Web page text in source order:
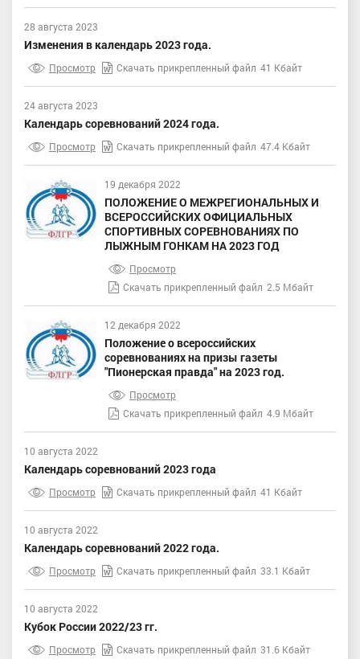
28 августа 2023
Изменения в календарь 2023 года.
Просмотр Скачать прикрепленный файл 41 Кбайт
24 августа 2023
Календарь соревнований 2024 года.
Просмотр Скачать прикрепленный файл 47.4 Кбайт
19 декабря 2022
ПОЛОЖЕНИЕ О МЕЖРЕГИОНАЛЬНЫХ И
ВСЕРОССИЙСКИХ ОФИЦИАЛЬНЫХ
СПОРТИВНЫХ СОРЕВНОВАНИЯХ ПО
ЛЫЖНЫМ ГОНКАМ НА 2023 ГОД
Просмотр
Скачать прикрепленный файл 2.5 Мбайт
12 декабря 2022
Положение о всероссийских
соревнованиях на призы газеты
"Пионерская правда" на 2023 год.
Просмотр
Скачать прикрепленный файл 4.9 Мбайт
10 августа 2022
Календарь соревнований 2023 года
Просмотр Скачать прикрепленный файл 41 Кбайт
10 августа 2022
Календарь соревнований 2022 года.
Просмотр Скачать прикрепленный файл 33.1 Кбайт
10 августа 2022
Кубок России 2022/23 гг.
Просмотр Скачать прикрепленный файл 31.6 Кбайт